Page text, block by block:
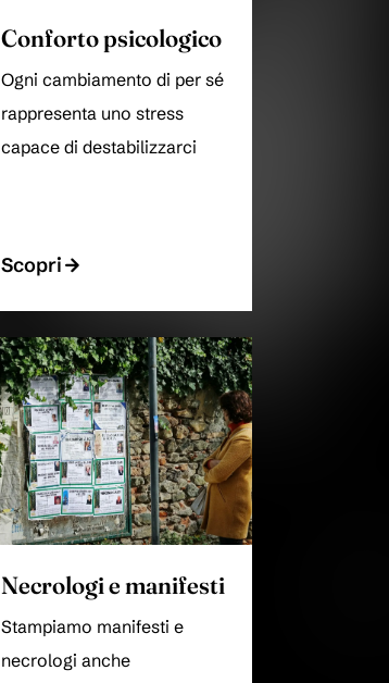
Conforto psicologico
Ogni cambiamento di per sé
rappresenta uno stress
capace di destabilizzarci
Scopri
Necrologi e manifesti
Stampiamo manifesti e
necrologi anche